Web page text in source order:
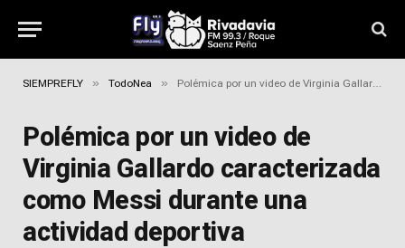
SIEMPREFLY » TodoNea » Polémica por un video de Virginia Gallardo caracterizada como Messi durante una actividad deportiva
Polémica por un video de
Virginia Gallardo caracterizada
como Messi durante una
actividad deportiva